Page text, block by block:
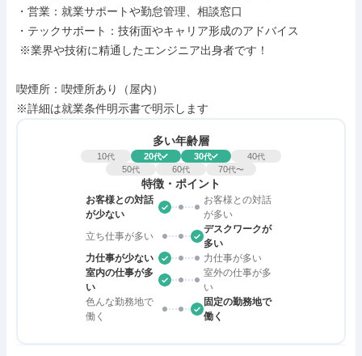
・営業：就業サポートや勤怠管理、相談窓口
・テックサポート：技術面やキャリア形成のアドバイス
喫煙所：喫煙所あり（屋内）
※詳細は就業条件明示書で明示します
多い年齢層
10代 20代 30代 40代
50代 60代 70代〜
特徴・ポイント
お客様との対話
が少ない
お客様との対話
が多い
立ち仕事が多い
デスクワークが
多い
力仕事が少ない
力仕事が多い
室内の仕事が多
い
室外の仕事が多
い
色んな勤務地で
働く
固定の勤務地で
働く